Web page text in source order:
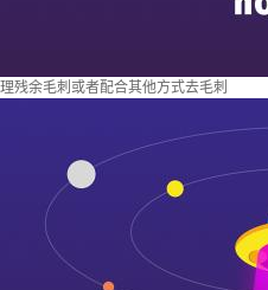
理残余毛刺或者配合其他方式去毛刺